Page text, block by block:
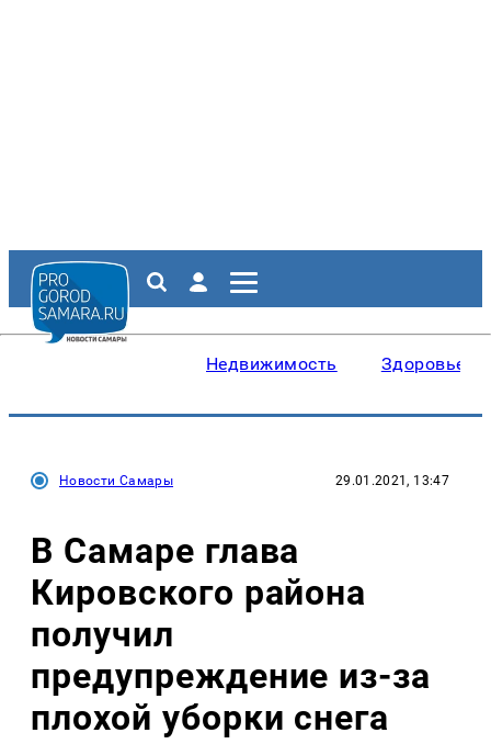
Недвижимость Здоровье
Новости Самары 29.01.2021, 13:47
В Самаре глава
Кировского района
получил
предупреждение из-за
плохой уборки снега